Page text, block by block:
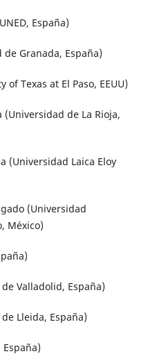
España)
Granada, España)
Texas at El Paso, EEUU)
de La Rioja,
(Universidad Laica Eloy
(Universidad
México)
Valladolid, España)
Lleida, España)
España)